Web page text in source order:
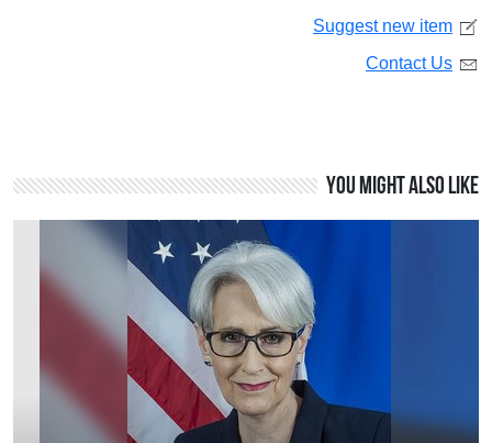
Suggest new item
Contact Us
You might also like